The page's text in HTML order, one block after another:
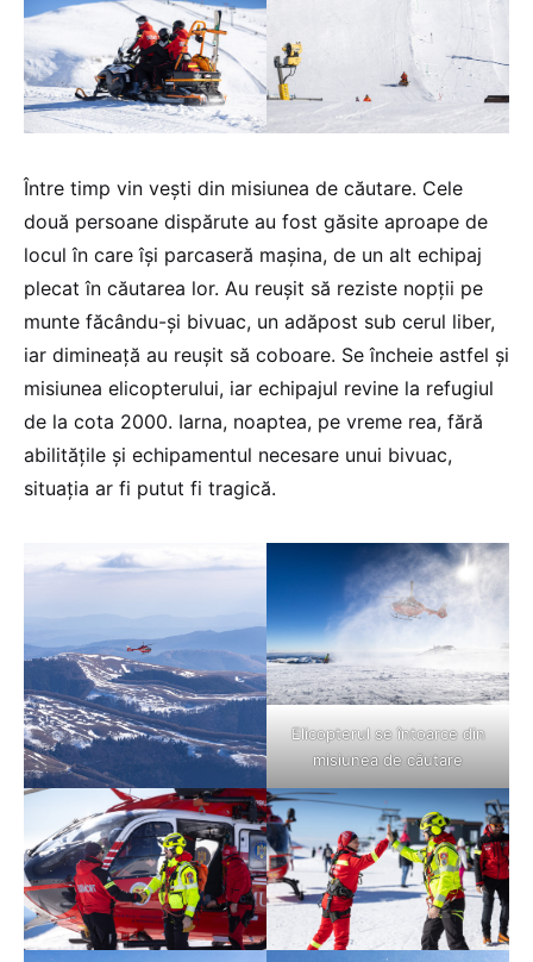
Între timp vin vești din misiunea de căutare. Cele
două persoane dispărute au fost găsite aproape de
locul în care își parcaseră mașina, de un alt echipaj
plecat în căutarea lor. Au reușit să reziste nopții pe
munte făcându-și bivuac, un adăpost sub cerul liber,
iar dimineață au reușit să coboare. Se încheie astfel și
misiunea elicopterului, iar echipajul revine la refugiul
de la cota 2000. Iarna, noaptea, pe vreme rea, fără
abilitățile și echipamentul necesare unui bivuac,
situația ar fi putut fi tragică.
Elicopterul se întoarce din
misiunea de căutare